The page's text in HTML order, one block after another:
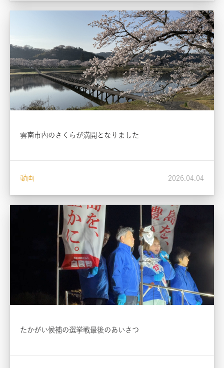
雲南市内のさくらが満開となりました
動画 2026.04.04
たかがい候補の選挙戦最後のあいさつ